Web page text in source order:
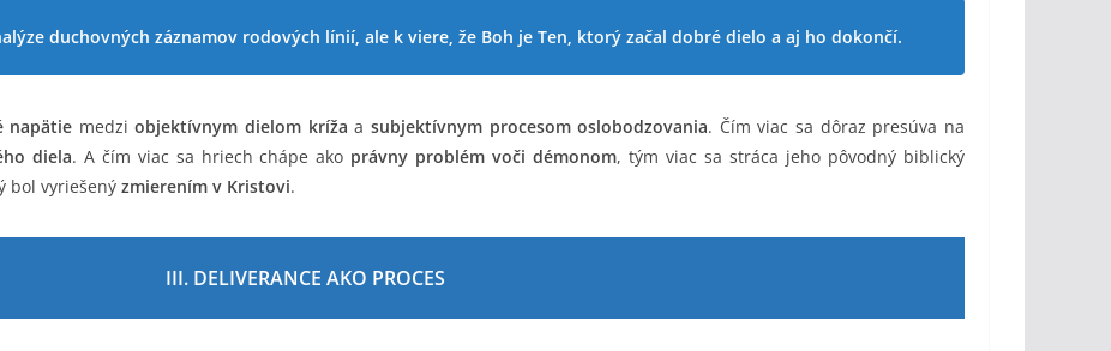
duchovných záznamov rodových línií, ale k viere, že Boh je Ten, ktorý začal dobré dielo a aj ho dokončí.
napätie medziobjektívnym dielom kríža a subjektívnym procesom oslobodzovania. Čím viac sa dôraz presúva na
diela. A čím viac sa hriech chápe ako právny problém voči démonom, tým viac sa stráca jeho pôvodný biblický
bol vyriešený zmierením v Kristovi.
III. DELIVERANCE AKO PROCES